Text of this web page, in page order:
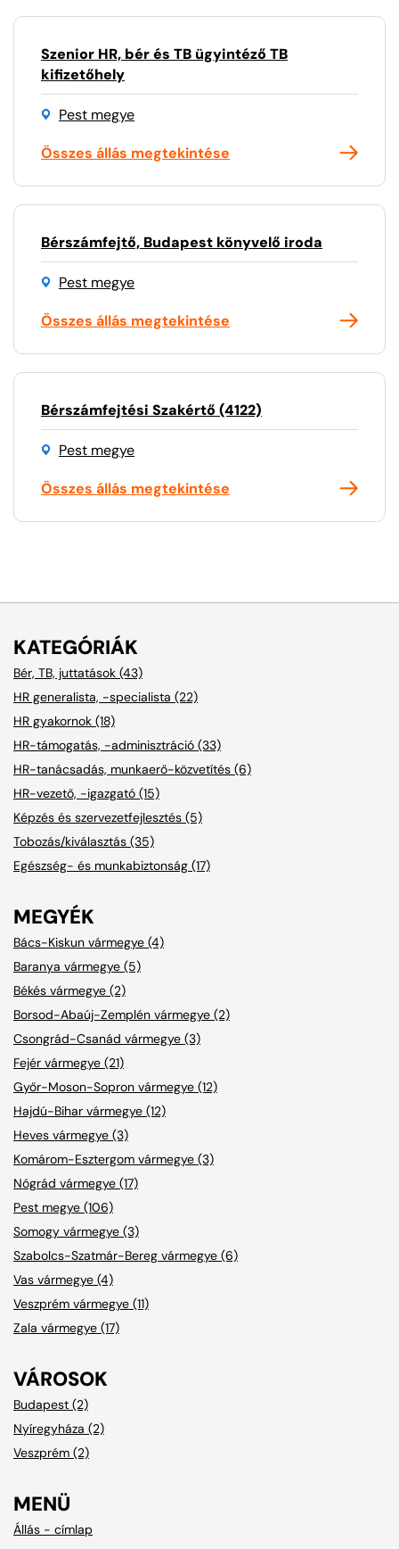
Szenior HR, bér és TB ügyintéző TB
kifizetőhely
Pest megye
Összes állás megtekintése
Bérszámfejtő, Budapest könyvelő iroda
Pest megye
Összes állás megtekintése
Bérszámfejtési Szakértő (4122)
Pest megye
Összes állás megtekintése
KATEGÓRIÁK
Bér, TB, juttatások (43)
HR generalista, -specialista (22)
HR gyakornok (18)
HR-támogatás, -adminisztráció (33)
HR-tanácsadás, munkaerő-közvetítés (6)
HR-vezető, -igazgató (15)
Képzés és szervezetfejlesztés (5)
Tobozás/kiválasztás (35)
Egészség- és munkabiztonság (17)
MEGYÉK
Bács-Kiskun vármegye (4)
Baranya vármegye (5)
Békés vármegye (2)
Borsod-Abaúj-Zemplén vármegye (2)
Csongrád-Csanád vármegye (3)
Fejér vármegye (21)
Győr-Moson-Sopron vármegye (12)
Hajdú-Bihar vármegye (12)
Heves vármegye (3)
Komárom-Esztergom vármegye (3)
Nógrád vármegye (17)
Pest megye (106)
Somogy vármegye (3)
Szabolcs-Szatmár-Bereg vármegye (6)
Vas vármegye (4)
Veszprém vármegye (11)
Zala vármegye (17)
VÁROSOK
Budapest (2)
Nyíregyháza (2)
Veszprém (2)
MENÜ
Állás - címlap